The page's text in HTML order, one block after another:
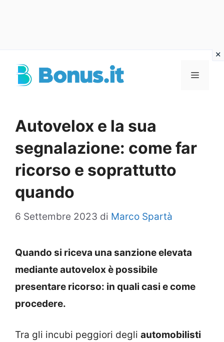
Menu
Autovelox e la sua
segnalazione: come far
ricorso e soprattutto
quando
6 Settembre 2023 di Marco Spartà
Quando si riceva una sanzione elevata
mediante autovelox è possibile
presentare ricorso: in quali casi e come
procedere.
Tra gli incubi peggiori degli automobilisti